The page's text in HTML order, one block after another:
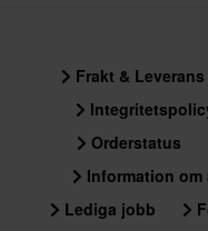
Frakt & Leverans
Orderstatus
Information
Lediga jobb